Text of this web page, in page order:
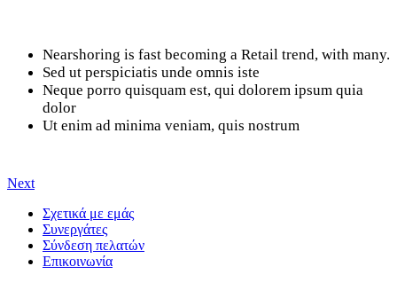
Nearshoring is fast becoming a Retail trend, with many.
Sed ut perspiciatis unde omnis iste
Neque porro quisquam est, qui dolorem ipsum quia
dolor
Ut enim ad minima veniam, quis nostrum
Next
Σχετικά με εμάς
Συνεργάτες
Σύνδεση πελατών
Επικοινωνία